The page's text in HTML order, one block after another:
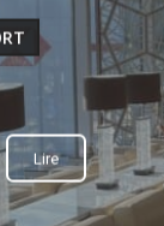
Lire